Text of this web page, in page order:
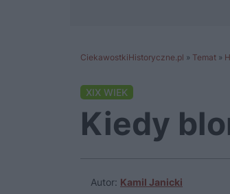
CiekawostkiHistoryczne.pl » Temat »
XIX WIEK
Kiedy
Autor: Kamil Janicki